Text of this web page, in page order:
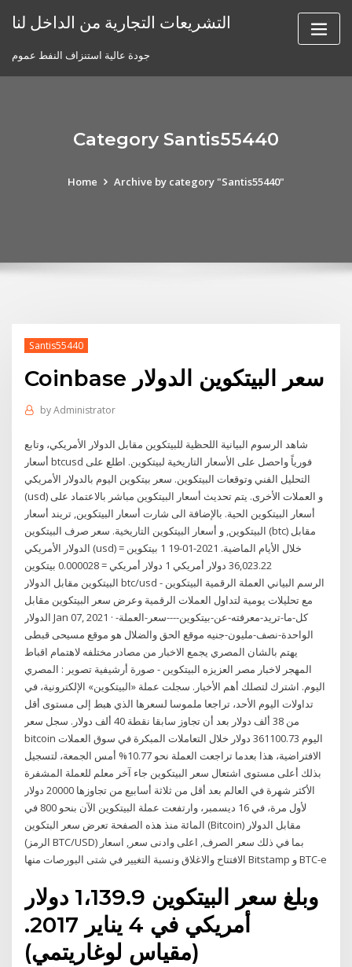
التشريعات التجارية من الداخل لنا
جودة عالية استنزاف النفط عموم
Category Santis55440
Home Archive by category "Santis55440"
Santis55440
Coinbase سعر البيتكوين الدولار
byAdministrator
شاهد الرسوم البيانية اللحظية للبيتكوين مقابل الدولار الأمريكي، وتابع
أسعار btcusd فورياً واحصل على الأسعار التاريخية لبيتكوين. اطلع على
التحليل الفني وتوقعات البيتكوين. سعر بيتكوين اليوم بالدولار الأمريكي
(usd) و العملات الأخرى. يتم تحديث أسعار البيتكوين مباشر بالاعتماد على
أسعار البيتكوين الحية. بالإضافة الى شارت أسعار البيتكوين, تريند أسعار
البيتكوين, و أسعار البيتكوين التاريخية. سعر صرف البيتكوين (btc) مقابل
الدولار الأمريكي (usd) خلال الأيام الماضية. 2021-01-19 1 بيتكوين =
36,023.22 دولار أمريكي 1 دولار أمريكي = 0.000028 بيتكوين
البيتكوين مقابل الدولار btc/usd - الرسم البياني العملة الرقمية البيتكوين
مع تحليلات يومية لتداول العملات الرقمية وعرض سعر البيتكوين مقابل
الدولار Jan 07, 2021 · كل-ما-تريد-معرفته-عن-بيتكوين----سعر-العملة-
الواحدة-نصف-مليون-جنيه موقع الحق والضلال هو موقع مسيحى قبطى
يهتم بالشان المصري يجمع الاخبار من مصادر مختلفه لاهتمام اقباط
المهجر لاخبار مصر العزيزه البيتكوين - صورة أرشيفية تصوير : المصري
اليوم. اشترك لتصلك أهم الأخبار. سجلت عملة «البيتكوين» الإلكترونية، في
تداولات اليوم الأحد، تراجعا ملموسا لسعرها الذي هبط إلى مستوى أقل
من 38 ألف دولار بعد أن تجاوز سابقا نقطة 40 ألف دولار. سجل سعر
bitcoin اليوم 361100.73 دولار خلال التعاملات المبكرة في سوق العملات
الافتراضية، هذا بعدما تراجعت العملة نحو 10.77% أمس الجمعة، لتسجيل
بذلك أعلى مستوى اشتعال سعر البيتكوين جاء آخر معلم للعملة المشفرة
الأكثر شهرة في العالم بعد أقل من ثلاثة أسابيع من تجاوزها 20000 دولار
لأول مرة، في 16 ديسمبر، وارتفعت عملة البيتكوين الآن بنحو 800 في
المائة منذ هذه الصفحة تعرض سعر البتكوين (Bitcoin) مقابل الدولار
(الرمز BTC/USD) بما في ذلك سعر الصرف, اعلى وادنى سعر, اسعار
الافتتاح والاغلاق ونسبة التغيير في شتى البورصات منها Bitstamp و BTC-e
وبلغ سعر البيتكوين 1،139.9 دولار
أمريكي في 4 يناير 2017.
(مقياس لوغاريتمي)